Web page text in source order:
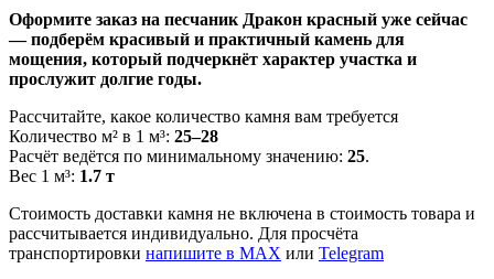
Оформите заказ на песчаник Дракон красный уже сейчас
— подберём красивый и практичный камень для
мощения, который подчеркнёт характер участка и
прослужит долгие годы.
Рассчитайте, какое количество камня вам требуется
Количество м² в 1 м³: 25–28
Расчёт ведётся по минимальному значению: 25.
Вес 1 м³: 1.7 т
Стоимость доставки камня не включена в стоимость товара и
рассчитывается индивидуально. Для просчёта
транспортировки напишите в MAX или Telegram